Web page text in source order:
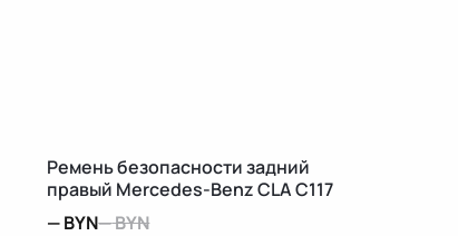
Ремень безопасности задний
правый Mercedes-Benz CLA C117
—BYN—BYN